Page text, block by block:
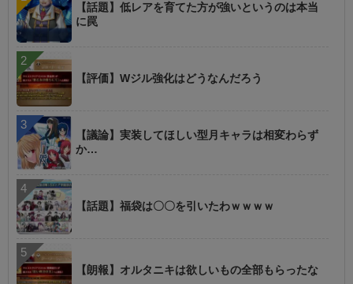
【話題】低レアを育てた方が強いというのは本当
に罠
【評価】Wジル強化はどうなんだろう
【議論】実装してほしい型月キャラは相変わらず
か…
【話題】福袋は〇〇を引いたわｗｗｗｗ
【朗報】オルタニキは欲しいもの全部もらったな